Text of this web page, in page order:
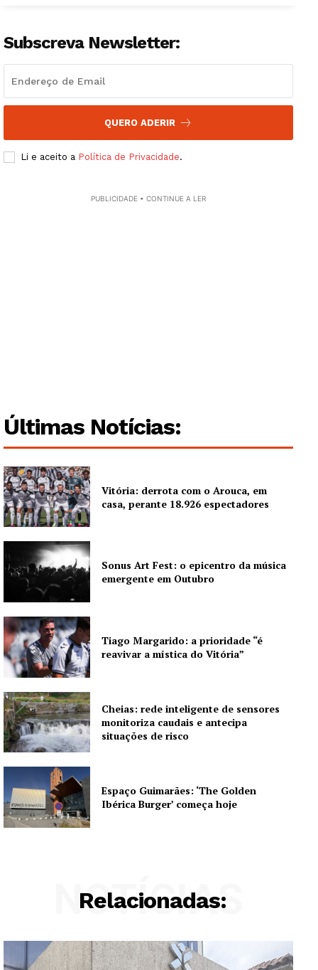
Guimarães, agora!
SUBSCREVA JÁ!
Institucional
Subscreva Newsletter:
QUERO ADERIR
Li e aceito a Política de Privacidade.
PUBLICIDADE • CONTINUE A LER
Últimas Notícias:
Vitória: derrota com o Arouca, em
casa, perante 18.926 espectadores
Sonus Art Fest: o epicentro da música
emergente em Outubro
Tiago Margarido: a prioridade “é
reavivar a mística do Vitória”
Cheias: rede inteligente de sensores
monitoriza caudais e antecipa
situações de risco
Espaço Guimarães: ‘The Golden
Ibérica Burger’ começa hoje
Relacionadas:
NOTÍCIAS